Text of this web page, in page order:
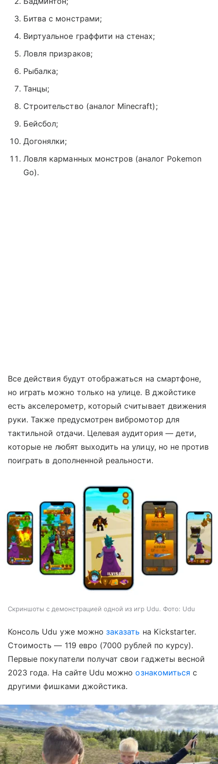
Битва с монстрами;
Виртуальное граффити на стенах;
Ловля призраков;
Рыбалка;
Танцы;
Строительство (аналог Minecraft);
Бейсбол;
Догонялки;
Ловля карманных монстров (аналог Pokemon
Go).
Все действия будут отображаться на смартфоне,
но играть можно только на улице. В джойстике
есть акселерометр, который считывает движения
руки. Также предусмотрен вибромотор для
тактильной отдачи. Целевая аудитория — дети,
которые не любят выходить на улицу, но не против
поиграть в дополненной реальности.
Скриншоты с демонстрацией одной из игр Udu. Фото: Udu
Консоль Udu уже можнозаказать на Kickstarter.
Стоимость — 119 евро (7000 рублей по курсу).
Первые покупатели получат свои гаджеты весной
2023 года. На сайте Udu можноознакомиться с
другими фишками джойстика.